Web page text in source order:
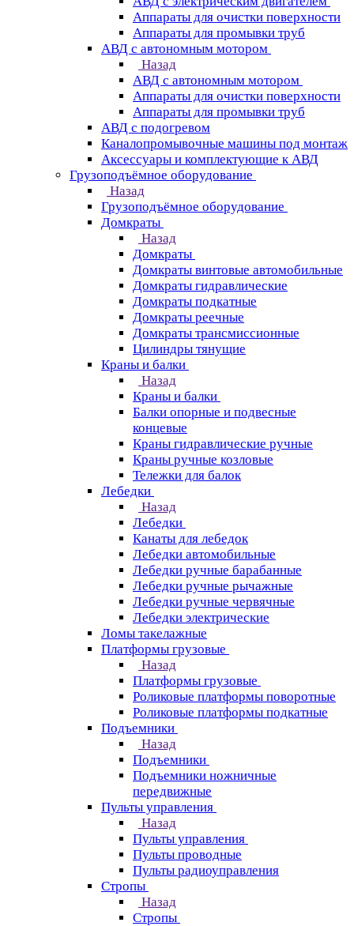
Аппараты для очистки поверхности
Аппараты для промывки труб
АВД с автономным мотором
Назад
АВД с автономным мотором
Аппараты для очистки поверхности
Аппараты для промывки труб
АВД с подогревом
Каналопромывочные машины под монтаж
Аксессуары и комплектующие к АВД
Грузоподъёмное оборудование
Назад
Грузоподъёмное оборудование
Домкраты
Назад
Домкраты
Домкраты винтовые автомобильные
Домкраты гидравлические
Домкраты подкатные
Домкраты реечные
Домкраты трансмиссионные
Цилиндры тянущие
Краны и балки
Назад
Краны и балки
Балки опорные и подвесные
концевые
Краны гидравлические ручные
Краны ручные козловые
Тележки для балок
Лебедки
Назад
Лебедки
Канаты для лебедок
Лебедки автомобильные
Лебедки ручные барабанные
Лебедки ручные рычажные
Лебедки ручные червячные
Лебедки электрические
Ломы такелажные
Платформы грузовые
Назад
Платформы грузовые
Роликовые платформы поворотные
Роликовые платформы подкатные
Подъемники
Назад
Подъемники
Подъемники ножничные
передвижные
Пульты управления
Назад
Пульты управления
Пульты проводные
Пульты радиоуправления
Стропы
Назад
Стропы